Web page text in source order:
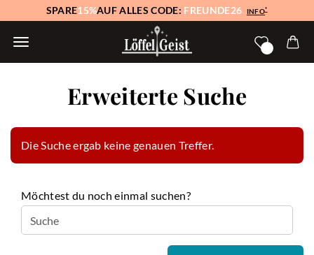
SPARE15%AUF ALLES CODE: FREUNDE26 INFO*
Erweiterte Suche
Die Suche ergab keine genauen Treffer.
MÖCHTEST DU NOCH EINMAL SUCHEN?
Möchtest du noch einmal suchen?